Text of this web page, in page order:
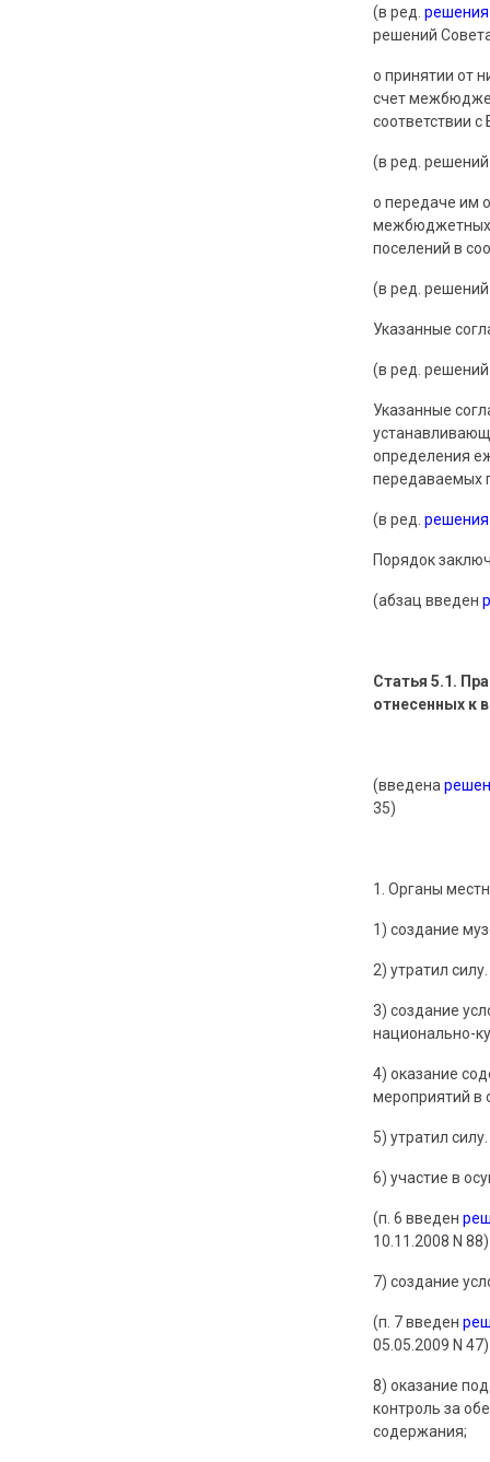
(в ред. решения
решений
о принятии от
счет
соответствии
(в ред.
о передаче им
межбюджетных
поселений в
(в ред.
Указанные
(в ред.
Указанные
определения
передаваемых
(в ред. решения
Порядок
(абзац введен
Статья 5.1.
отнесенных к
(введена
35)
1. Органы
1) создание
2) утратил
3) создание
национально-
4) оказание
мероприятий в
5) утратил
6) участие в
(п. 6 введен
10.11.2008 N 88)
7) создание
(п. 7 введен
05.05.2009 N 47)
8) оказание
контроль за
содержания;